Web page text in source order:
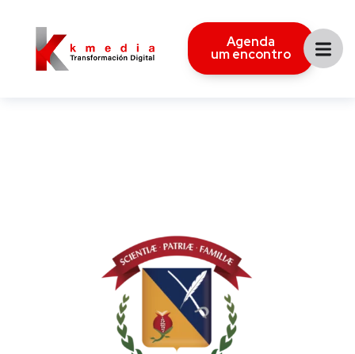
Agenda
um encontro